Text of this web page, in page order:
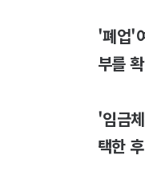
'폐업'
부를
'임금
택한